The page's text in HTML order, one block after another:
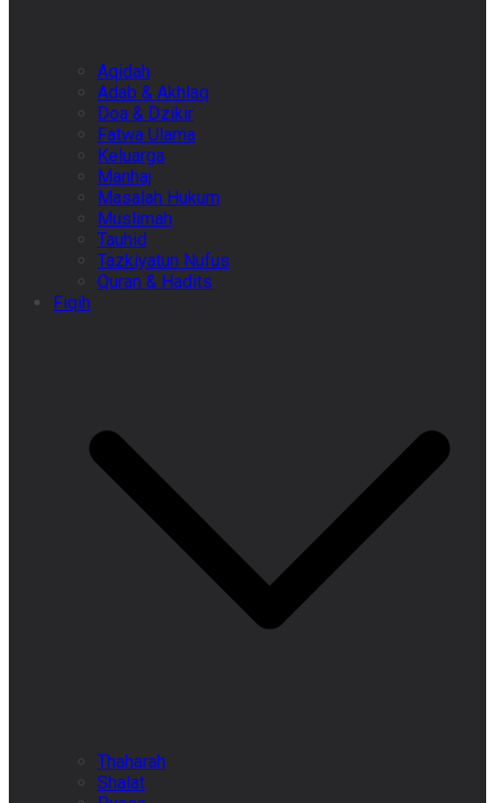
Aqidah
Adab & Akhlaq
Doa & Dzikir
Fatwa Ulama
Keluarga
Manhaj
Masalah Hukum
Muslimah
Tauhid
Tazkiyatun Nufus
Quran & Hadits
Fiqih
Thaharah
Shalat